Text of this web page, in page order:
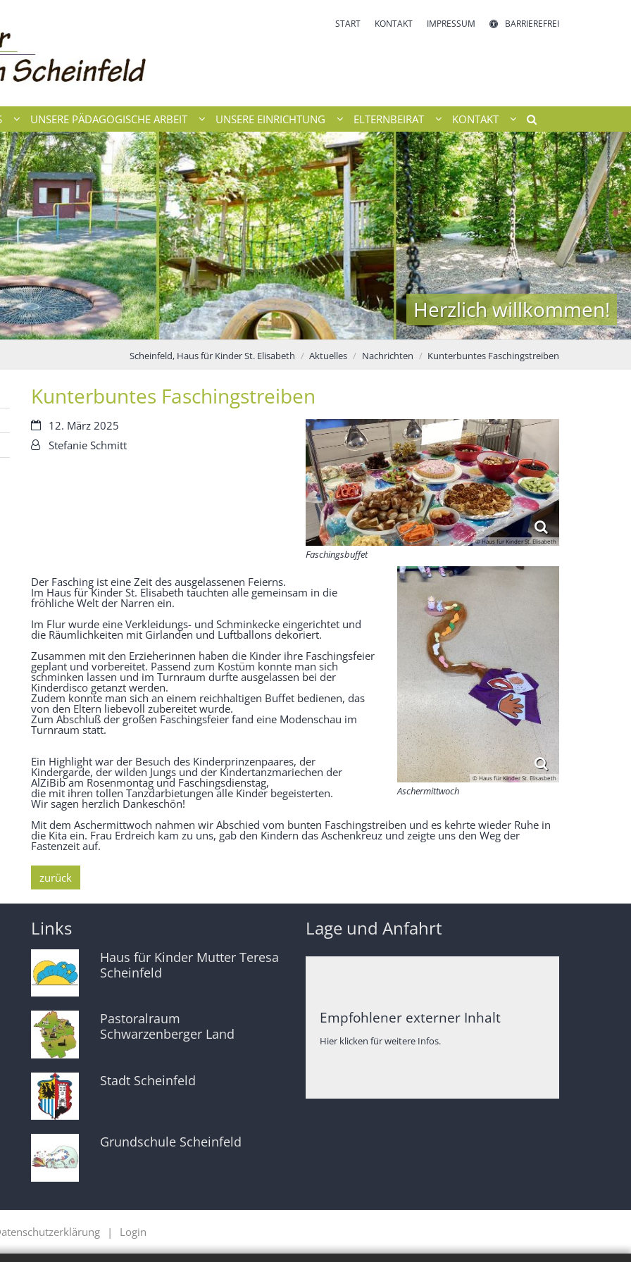
START KONTAKT IMPRESSUM BARRIEREFREI
UNSERE PÄDAGOGISCHE ARBEIT UNSERE EINRICHTUNG ELTERNBEIRAT KONTAKT
Herzlich willkommen!
Scheinfeld, Haus für Kinder St. Elisabeth Aktuelles Nachrichten Kunterbuntes Faschingstreiben
Kunterbuntes Faschingstreiben
© Haus für Kinder St. Elisabeth
Faschingsbuffet
Datum:12. März 2025
Von:Stefanie Schmitt
© Haus für Kinder St. Elisasbeth
Aschermittwoch
Der Fasching ist eine Zeit des ausgelassenen Feierns.
Im Haus für Kinder St. Elisabeth tauchten alle gemeinsam in die
fröhliche Welt der Narren ein.
Im Flur wurde eine Verkleidungs- und Schminkecke eingerichtet und
die Räumlichkeiten mit Girlanden und Luftballons dekoriert.
Zusammen mit den Erzieherinnen haben die Kinder ihre Faschingsfeier
geplant und vorbereitet. Passend zum Kostüm konnte man sich
schminken lassen und im Turnraum durfte ausgelassen bei der
Kinderdisco getanzt werden.
Zudem konnte man sich an einem reichhaltigen Buffet bedienen, das
von den Eltern liebevoll zubereitet wurde.
Zum Abschluß der großen Faschingsfeier fand eine Modenschau im
Turnraum statt.
Ein Highlight war der Besuch des Kinderprinzenpaares, der
Kindergarde, der wilden Jungs und der Kindertanzmariechen der
AlZiBib am Rosenmontag und Faschingsdienstag,
die mit ihren tollen Tanzdarbietungen alle Kinder begeisterten.
Wir sagen herzlich Dankeschön!
Mit dem Aschermittwoch nahmen wir Abschied vom bunten Faschingstreiben und es kehrte wieder Ruhe in
die Kita ein. Frau Erdreich kam zu uns, gab den Kindern das Aschenkreuz und zeigte uns den Weg der
Fastenzeit auf.
zurück
Links
Haus für Kinder Mutter Teresa
Scheinfeld
Pastoralraum
Schwarzenberger Land
Stadt Scheinfeld
Grundschule Scheinfeld
Lage und Anfahrt
Empfohlener externer Inhalt
Hier klicken für weitere Infos.
Login